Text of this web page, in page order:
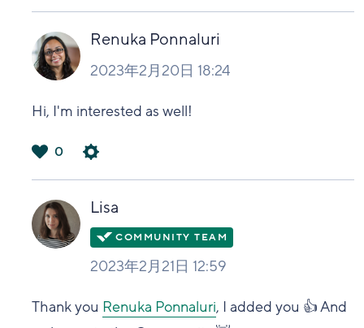
い
Renuka Ponnaluri
2023年2月20日 18:24
Hi, I'm interested as well!
い
0
Lisa
2023年2月21日 12:59
Thank you Renuka Ponnaluri, I added you 👍 And